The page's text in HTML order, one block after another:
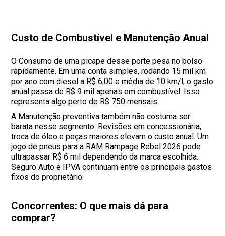
Custo de Combustível e Manutenção Anual
O Consumo de uma picape desse porte pesa no bolso
rapidamente. Em uma conta simples, rodando 15 mil km
por ano com diesel a R$ 6,00 e média de 10 km/l, o gasto
anual passa de R$ 9 mil apenas em combustível. Isso
representa algo perto de R$ 750 mensais.
A Manutenção preventiva também não costuma ser
barata nesse segmento. Revisões em concessionária,
troca de óleo e peças maiores elevam o custo anual. Um
jogo de pneus para a RAM Rampage Rebel 2026 pode
ultrapassar R$ 6 mil dependendo da marca escolhida.
Seguro Auto e IPVA continuam entre os principais gastos
fixos do proprietário.
Concorrentes: O que mais dá para
comprar?